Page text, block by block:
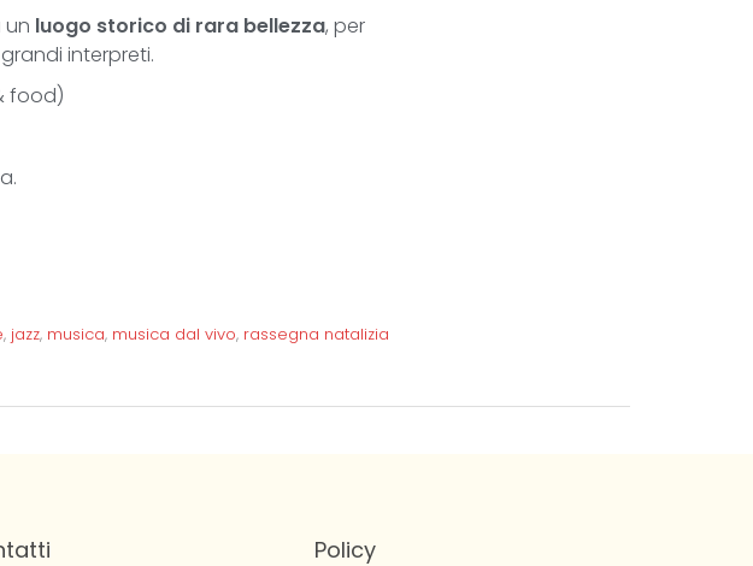
luogo storico di rara bellezza, per
interpreti.
food)
, jazz, musica, musica dal vivo, rassegna natalizia
Policy